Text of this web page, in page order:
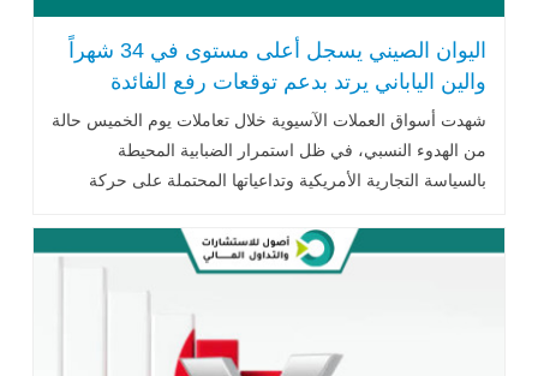
اليوان الصيني يسجل أعلى مستوى في 34 شهراً
والين الياباني يرتد بدعم توقعات رفع الفائدة
شهدت أسواق العملات الآسيوية خلال تعاملات يوم الخميس حالة
من الهدوء النسبي، في ظل استمرار الضبابية المحيطة
بالسياسة التجارية الأمريكية وتداعياتها المحتملة على حركة